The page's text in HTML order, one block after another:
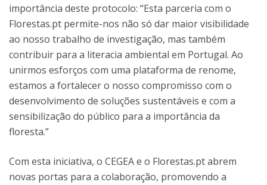
importância deste protocolo: “Esta parceria com o
Florestas.pt permite-nos não só dar maior visibilidade
ao nosso trabalho de investigação, mas também
contribuir para a literacia ambiental em Portugal. Ao
unirmos esforços com uma plataforma de renome,
estamos a fortalecer o nosso compromisso com o
desenvolvimento de soluções sustentáveis e com a
sensibilização do público para a importância da
floresta.”
Com esta iniciativa, o CEGEA e o Florestas.pt abrem
novas portas para a colaboração, promovendo a